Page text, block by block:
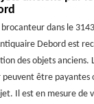
dans le
Debord est
des objets anciens.
peuvent être payantes
Il est en mesure de